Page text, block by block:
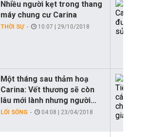
Nhiều người kẹt trong thang
máy chung cư Carina
THỜI SỰ 10:07 | 29/10/2018
Một tháng sau thảm hoạ
Carina: Vết thương sẽ còn
lâu mới lành nhưng người...
LỐI SỐNG 04:08 | 23/04/2018